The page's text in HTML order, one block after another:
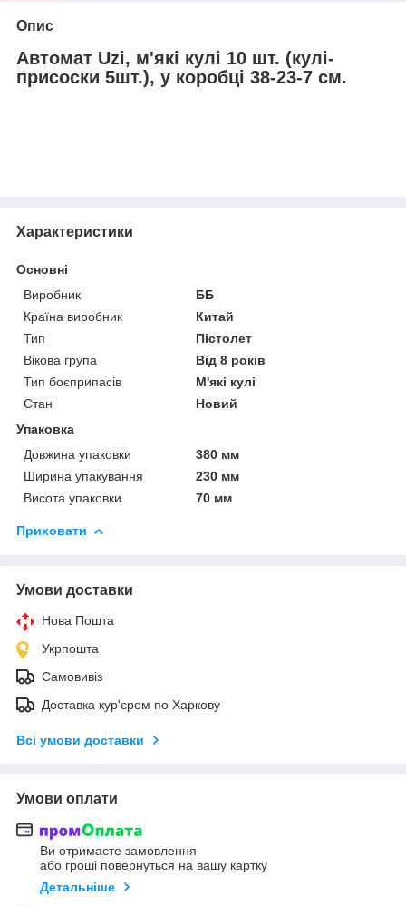
Опис
Автомат Uzi, м'які кулі 10 шт. (кулі-
присоски 5шт.), у коробці 38-23-7 см.
Характеристики
Основні
Виробник
ББ
Країна виробник
Китай
Тип
Пістолет
Вікова група
Від 8 років
Тип боєприпасів
М'які кулі
Стан
Новий
Упаковка
Довжина упаковки
380 мм
Ширина упакування
230 мм
Висота упаковки
70 мм
Приховати
Умови доставки
Нова Пошта
Укрпошта
Самовивіз
Доставка кур'єром по Харкову
Всі умови доставки
Умови оплати
Ви отримаєте замовлення
або гроші повернуться на вашу картку
Детальніше